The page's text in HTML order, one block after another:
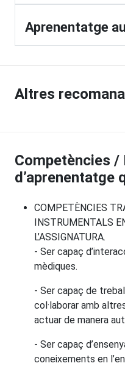
Aprenentatge
Altres
Competències /
d’aprenentatge
COMPETÈNCIES
INSTRUMENTALS
L’ASSIGNATURA.
- Ser capaç
mèdiques.
- Ser capaç de
col·laborar amb
actuar de manera
- Ser capaç
coneixements en